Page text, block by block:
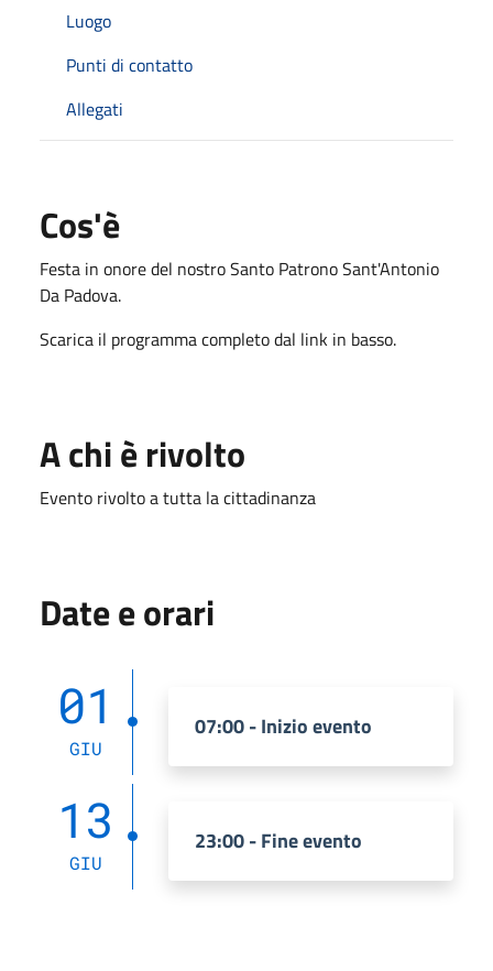
Luogo
Punti di contatto
Allegati
Cos'è
Festa in onore del nostro Santo Patrono Sant'Antonio
Da Padova.
Scarica il programma completo dal link in basso.
A chi è rivolto
Evento rivolto a tutta la cittadinanza
Date e orari
01
GIU
07:00 - Inizio evento
13
GIU
23:00 - Fine evento